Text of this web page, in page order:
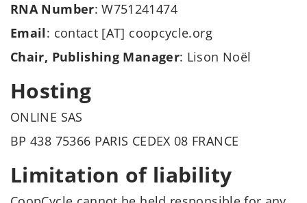
RNA Number: W751241474
Email: contact [AT] coopcycle.org
Chair, Publishing Manager: Lison Noël
Hosting
ONLINE SAS
BP 438 75366 PARIS CEDEX 08 FRANCE
Limitation of liability